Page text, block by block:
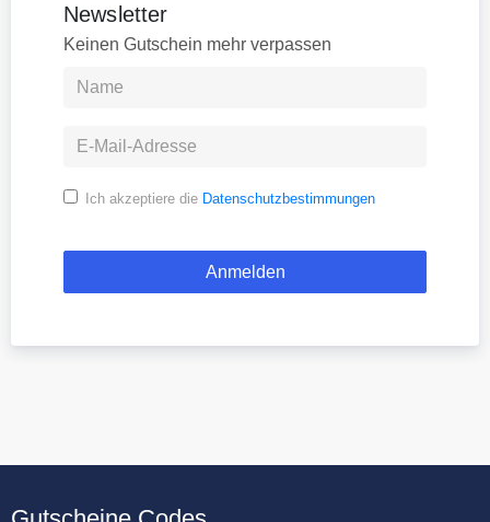
Newsletter
Keinen Gutschein mehr verpassen
Ich akzeptiere die Datenschutzbestimmungen